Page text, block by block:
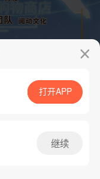
App免费看
打开APP
继续